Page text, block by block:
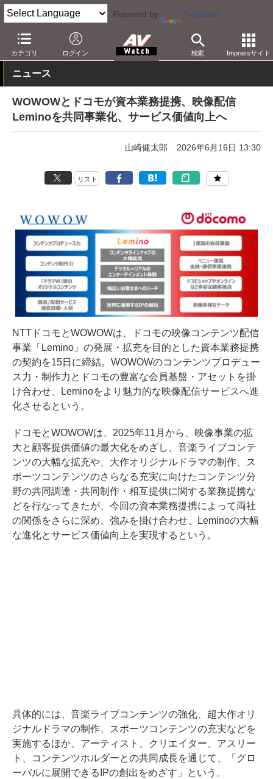
Powered by Translate
カテゴリ ログイン 検索 Impressサイト
AV Watch コンテンツ・サービス 映像配信 その他
ニュース
WOWOWとドコモが資本業務提携、映像配信
Leminoを共同事業化、サービス価値向上へ
山崎健太郎 2026年6月16日 13:30
リスト
NTTドコモとWOWOWは、ドコモの映像コンテンツ配信
事業「Lemino」の発展・拡充を目的とした資本業務提携
の契約を15日に締結。WOWOWのコンテンツプロデュー
ス力・制作力とドコモの豊富な会員基盤・アセットを掛
け合わせ、Leminoをより魅力的な映像配信サービスへ進
化させるという。
ドコモとWOWOWは、2025年11月から、映像事業の拡
大と顧客提供価値の最大化をめざし、音楽ライブコンテ
ンツの大幅な拡充や、大作オリジナルドラマの制作、ス
ポーツコンテンツのさらなる充実に向けたコンテンツ分
野の共同調達・共同制作・相互提供に関する業務提携な
どを行なってきたが、今回の資本業務提携によって両社
の関係をさらに深め、強みを掛け合わせ、Leminoの大幅
な進化とサービス価値向上を実現するという。
具体的には、音楽ライブコンテンツの強化、超大作オリ
ジナルドラマの制作、スポーツコンテンツの充実などを
実施するほか、アーティスト、クリエイター、アスリー
ト、コンテンツホルダーとの共同成長を通じて、「グロ
ーバルに展開できるIPの創出をめざす」という。